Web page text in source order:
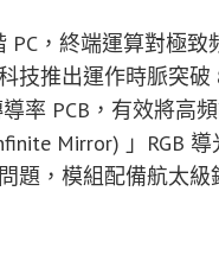
PC，終端運算對極
技推出運作時脈突
率 PCB，有效將高
Mirror) 」RGB
題，模組配備航太